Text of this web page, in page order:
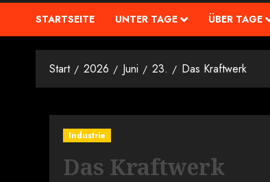
STARTSEITE UNTER TAGE ÜBER TAGE
Start 2026 Juni 23. Das Kraftwerk
Industrie
Das Kraftwerk